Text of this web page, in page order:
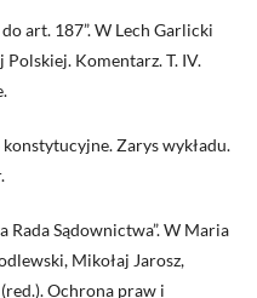
art. 187”. W Lech Garlicki
Komentarz. T. IV.
Zarys wykładu.
Rada Sądownictwa”. W Maria
Mikołaj Jarosz,
Ochrona praw i